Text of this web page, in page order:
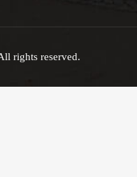
rights reserved.